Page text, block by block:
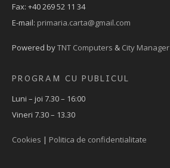
Fax: +40 269 52 11 34
E-mail: primaria.carta@gmail.com
Powered byTNT Computers & City Manager
PROGRAM CU PUBLICUL
Luni – joi 7.30 – 16:00
Vineri 7.30 – 13.30
Cookies | Politica de confidentialitate